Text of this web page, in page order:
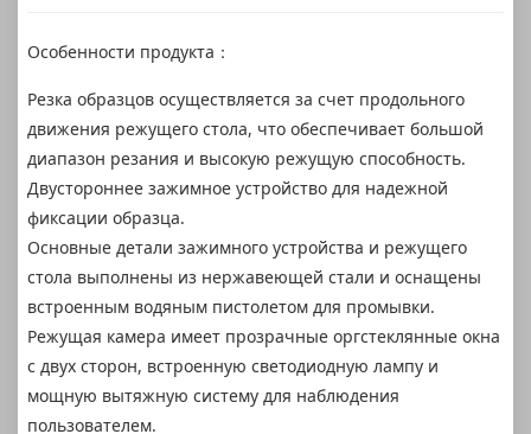
Особенности продукта：
Резка образцов осуществляется за счет продольного
движения режущего стола, что обеспечивает большой
диапазон резания и высокую режущую способность.
Двустороннее зажимное устройство для надежной
фиксации образца.
Основные детали зажимного устройства и режущего
стола выполнены из нержавеющей стали и оснащены
встроенным водяным пистолетом для промывки.
Режущая камера имеет прозрачные оргстеклянные окна
с двух сторон, встроенную светодиодную лампу и
мощную вытяжную систему для наблюдения
пользователем.